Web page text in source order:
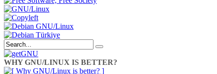
WHY GNU/LINUX IS BETTER?